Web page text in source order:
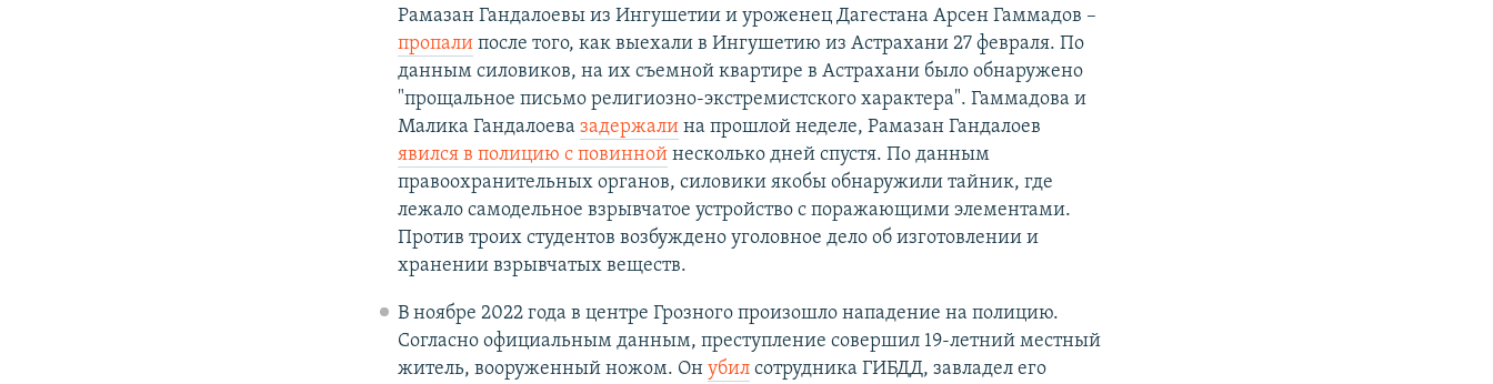
Рамазан Гандалоевы из Ингушетии и уроженец Дагестана Арсен Гаммадов –
пропалипосле того, как выехали в Ингушетию из Астрахани 27 февраля. По
данным силовиков, на их съемной квартире в Астрахани было обнаружено
"прощальное письмо религиозно-экстремистского характера". Гаммадова и
Малика Гандалоева задержалина прошлой неделе, Рамазан Гандалоев
явился в полицию с повиннойнесколько дней спустя. По данным
правоохранительных органов, силовики якобы обнаружили тайник, где
лежало самодельное взрывчатое устройство с поражающими элементами.
Против троих студентов возбуждено уголовное дело об изготовлении и
хранении взрывчатых веществ.
В ноябре 2022 года в центре Грозного произошло нападение на полицию.
Согласно официальным данным, преступление совершил 19-летний местный
житель, вооруженный ножом. Он убилсотрудника ГИБДД, завладел его